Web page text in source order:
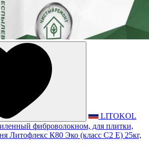
LITOKOL
фиброволокном, для плитки,
Литофлекс К80 Эко (класс С2 Е) 25кг,